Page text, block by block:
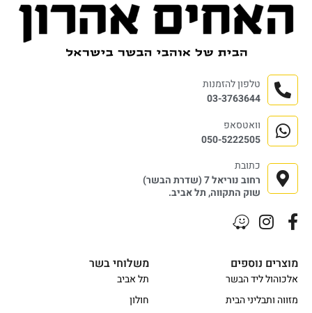
משלוחי בשר
תל אביב
חולון
מוצרים נוספים
אלכוהול ליד הבשר
מזווה ותבליני הבית
טלפון להזמנות
03-3763644
וואטסאפ
050-5222505
כתובת
רחוב נוריאל 7 (שדרת הבשר)
שוק התקווה, תל אביב.